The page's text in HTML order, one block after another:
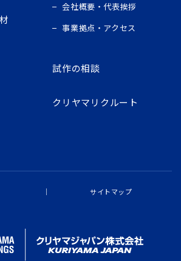
会社概要・代表挨拶
事業拠点・アクセス
試作の相談
クリヤマリクルート
サイトマップ